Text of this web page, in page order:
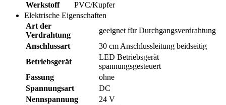
Werkstoff
PVC/Kupfer
Elektrische Eigenschaften
Art der
Verdrahtung
geeignet für Durchgangsverdrahtung
Anschlussart
30 cm Anschlussleitung beidseitig
Betriebsgerät
LED Betriebsgerät
spannungsgesteuert
Fassung
ohne
Spannungsart
DC
Nennspannung
24 V